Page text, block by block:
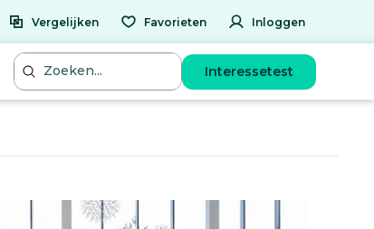
Vergelijken Favorieten Inloggen
Interessetest